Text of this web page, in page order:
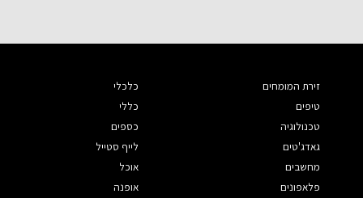
זירת המומחים
טיפים
טכנולוגיה
גאדג'טים
מחשבים
פלאפונים
כלכלי
כללי
כספים
לייף סטייל
אוכל
אופנה